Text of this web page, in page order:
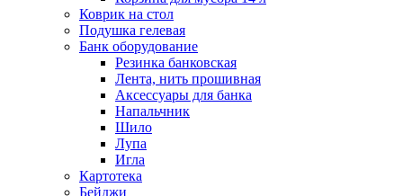
Коврик на стол
Подушка гелевая
Банк оборудование
Резинка банковская
Лента, нить прошивная
Аксессуары для банка
Напальчник
Шило
Лупа
Игла
Картотека
Бейджи